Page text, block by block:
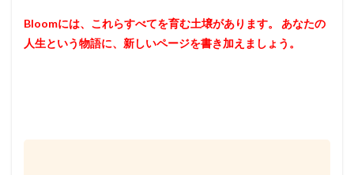
Bloomには、これらすべてを育む土壌があります。 あなたの
人生という物語に、新しいページを書き加えましょう。